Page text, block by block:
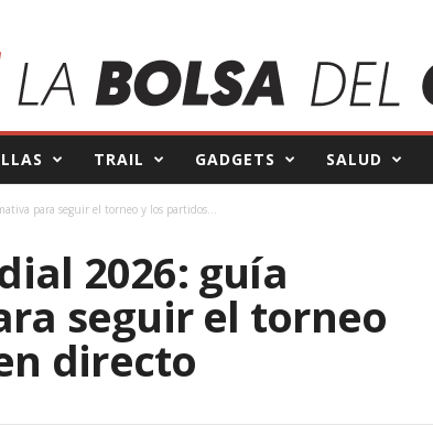
TRAIL GADGETS SALUD
para seguir el torneo y los partidos...
2026: guía
seguir el torneo
directo